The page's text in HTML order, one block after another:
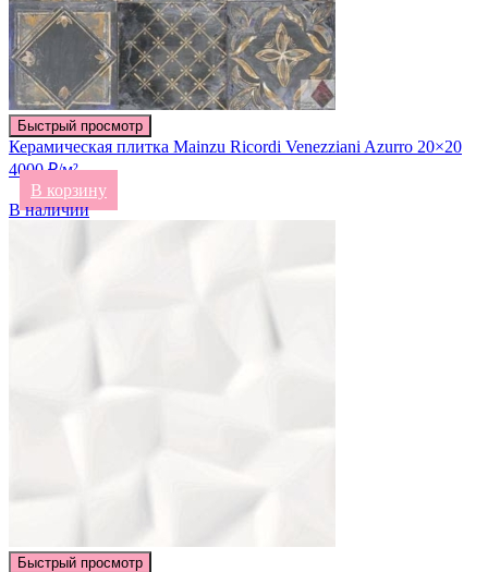
Быстрый просмотр
Керамическая плитка Mainzu Ricordi Venezziani Azurro 20×20
4000 ₽/м²
В корзину
В наличии
Быстрый просмотр